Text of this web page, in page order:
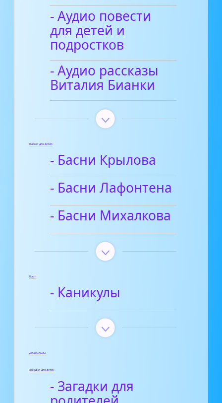
- Аудио повести
для детей и
подростков
- Аудио рассказы
Виталия Бианки
Басни для детей
- Басни Крылова
- Басни Лафонтена
- Басни Михалкова
Блог
- Каникулы
Диафильмы
Загадки для детей
- Загадки для